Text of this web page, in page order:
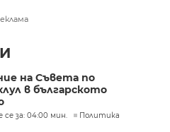
на Съвета по
в българското
се за: 04:00 мин. Политика